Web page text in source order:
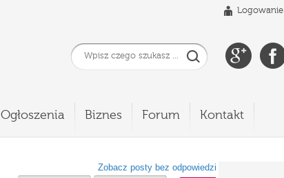
Logowanie
Ogłoszenia Biznes Forum Kontakt
Zobacz posty bez odpowiedzi